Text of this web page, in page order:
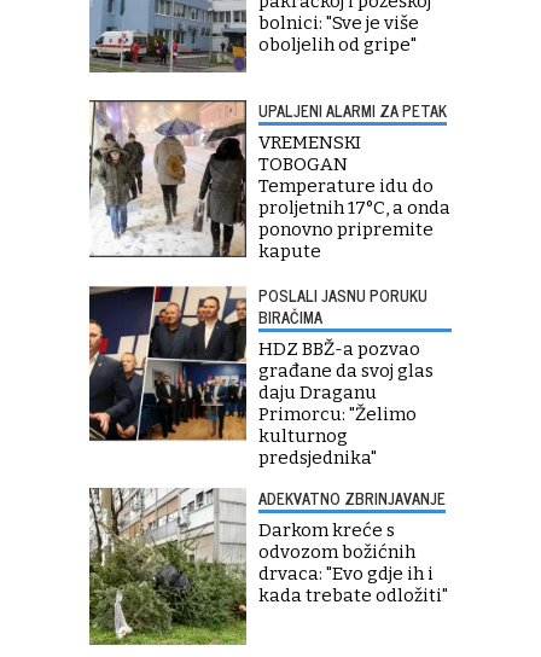
bolnici: "Sve je više
oboljelih od gripe"
UPALJENI ALARMI ZA PETAK
VREMENSKI
TOBOGAN
Temperature idu do
proljetnih 17°C, a onda
ponovno pripremite
kapute
POSLALI JASNU PORUKU
BIRAČIMA
HDZ BBŽ-a pozvao
građane da svoj glas
daju Draganu
Primorcu: "Želimo
kulturnog
predsjednika"
ADEKVATNO ZBRINJAVANJE
Darkom kreće s
odvozom božićnih
drvaca: "Evo gdje ih i
kada trebate odložiti"